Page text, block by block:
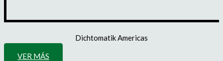
Dichtomatik Americas
VER MÁS